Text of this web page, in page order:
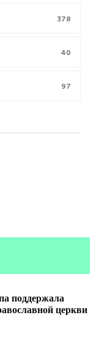
378
40
97
поддержала
церкви